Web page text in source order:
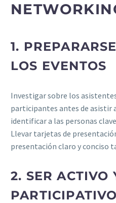
1.
LOS EVENTOS
Investigar sobre los
participantes antes de asistir
identificar a las personas
Llevar tarjetas de
presentación claro y conciso
2. SER ACTIVO
PARTICIPATIVO